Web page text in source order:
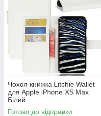
Чохол-книжка Litchie Wallet
для Apple iPhone XS Max
Білий
Готово до відправки